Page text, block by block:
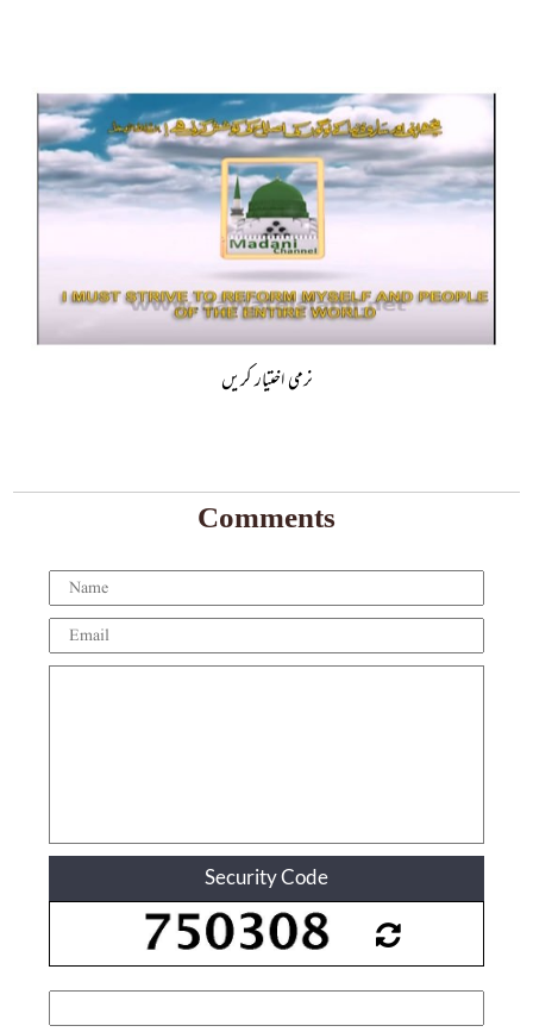
نرمی اختیار کریں
Comments
Security Code